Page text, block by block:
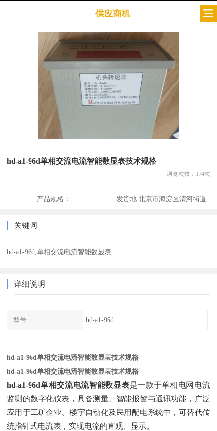
供应商机
hd-a1-96d单相交流电流智能数显表技术规格
浏览次数： 174次
产品规格： 发货地:北京市海淀区清河街道
关键词
hd-a1-96d,单相交流电流智能数显表
详细说明
型号 hd-a1-96d
hd-a1-96d单相交流电流智能数显表技术规格
hd-a1-96d单相交流电流智能数显表技术规格
hd-a1-96d单相交流电流智能数显表‌是一款于单相电网电流
监测的数字化仪表，具备测量、智能报警与通讯功能，广泛
应用于工矿企业、楼宇自动化及民用配电系统中，可替代传
统指针式电流表，实现电流的直观、显示。